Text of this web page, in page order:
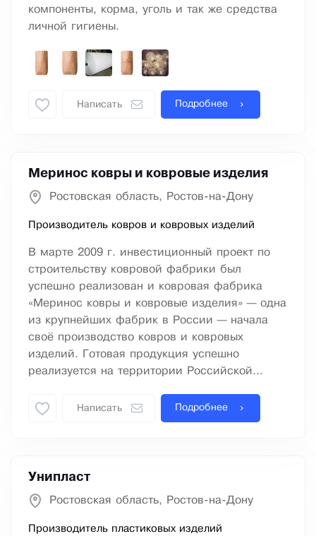
компоненты, корма, уголь и так же средства
личной гигиены.
Написать Подробнее
Меринос ковры и ковровые изделия
Ростовская область, Ростов-на-Дону
Производитель ковров и ковровых изделий
В марте 2009 г. инвестиционный проект по
строительству ковровой фабрики был
успешно реализован и ковровая фабрика
«Меринос ковры и ковровые изделия» — одна
из крупнейших фабрик в России — начала
своё производство ковров и ковровых
изделий. Готовая продукция успешно
реализуется на территории Российской...
Написать Подробнее
Унипласт
Ростовская область, Ростов-на-Дону
Производитель пластиковых изделий